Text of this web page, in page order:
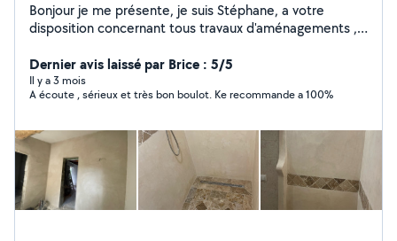
Bonjour je me présente, je suis Stéphane, a votre
disposition concernant tous travaux d'aménagements ,
intérieur que extérieur, rigoureux, sérieux le sens du
service et de l'exigence du travail bien fait pour un seul
objectif, votre satisfaction je reste a votre disposition,
Dernier avis laissé par Brice : 5/5
Il y a 3 mois
A écoute , sérieux et très bon boulot. Ke recommande a 100%